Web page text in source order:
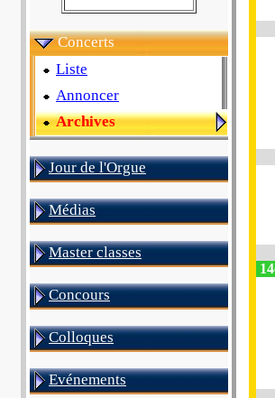
Concerts
Liste
Annoncer
Archives
Jour de l'Orgue
Médias
Master classes
Concours
Colloques
Evénements